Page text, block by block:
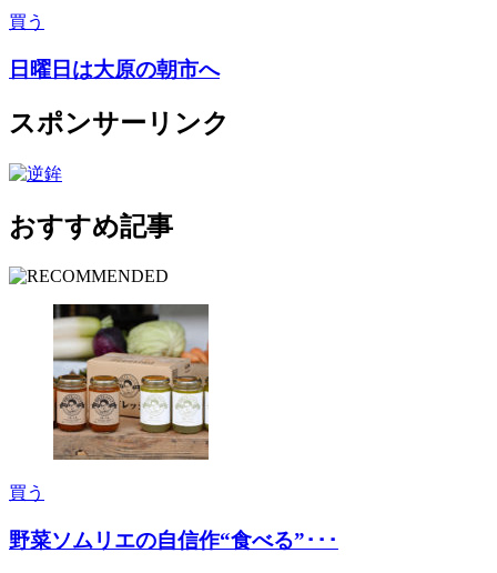
買う
日曜日は大原の朝市へ
スポンサーリンク
おすすめ記事
買う
野菜ソムリエの自信作“食べる”･･･